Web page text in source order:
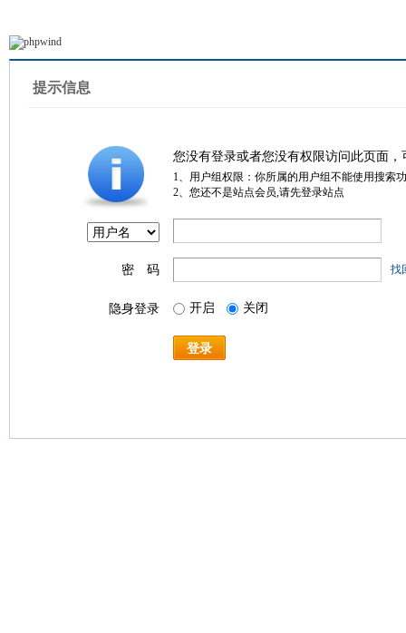
提示信息
您没有登录或者您没有权限访问此页面
1、用户组权限：你所属的用户组不能使用搜索
2、您还不是站点会员,请先登录站点
密 码 找
隐身登录 开启 关闭
登录